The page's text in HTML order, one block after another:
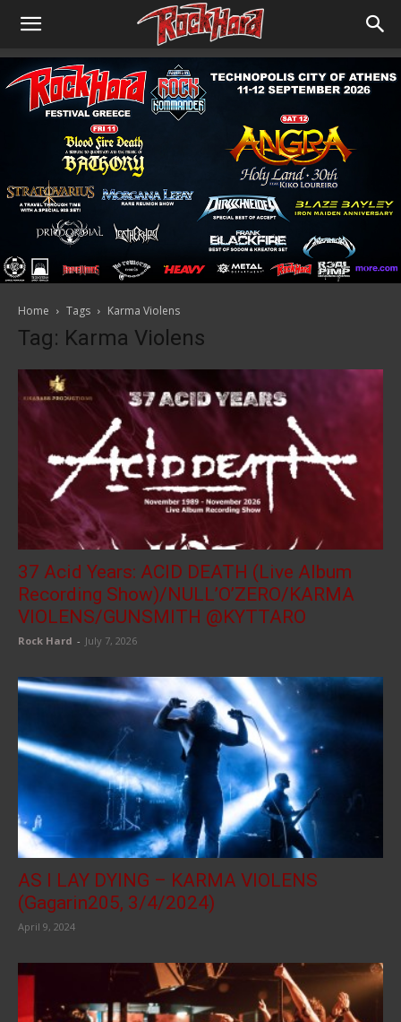
Home Tags Karma Violens
Tag: Karma Violens
37 Acid Years: ACID DEATH (Live Album
Recording Show)/NULL’O’ZERO/KARMA
VIOLENS/GUNSMITH @KYTTARO
Rock Hard - July 7, 2026
AS I LAY DYING – KARMA VIOLENS
(Gagarin205, 3/4/2024)
April 9, 2024